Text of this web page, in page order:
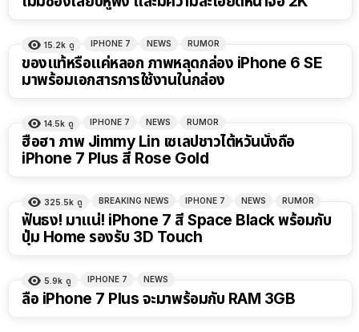
15.2k ดู IPHONE 7 NEWS RUMOR
ของแท้หรือแค่หลอก ภาพหลุดกล่อง iPhone 6 SE
มาพร้อมเอกสารการใช้งานในกล่อง
14.5k ดู IPHONE 7 NEWS RUMOR
ฮือฮา ภาพ Jimmy Lin เซเลปชาวไต้หวันนั่งถือ
iPhone 7 Plus สี Rose Gold
325.5k ดู BREAKING NEWS IPHONE 7 NEWS RUMOR
ฟันธง! มาแน่! iPhone 7 สี Space Black พร้อมกับ
ปุ่ม Home รองรับ 3D Touch
5.9k ดู IPHONE 7 NEWS
ลือ iPhone 7 Plus จะมาพร้อมกับ RAM 3GB